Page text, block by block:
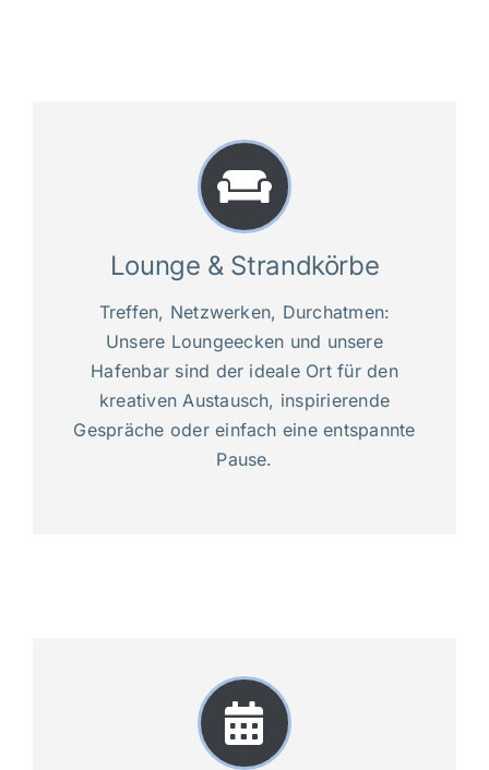
Lounge & Strandkörbe
Treffen, Netzwerken, Durchatmen:
Unsere Loungeecken und unsere
Hafenbar sind der ideale Ort für den
kreativen Austausch, inspirierende
Gespräche oder einfach eine entspannte
Pause.